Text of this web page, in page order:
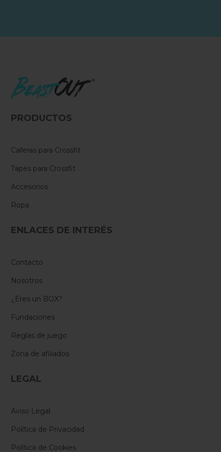
PRODUCTOS
Calleras para Crossfit
Tapes para Crossfit
Accesorios
Ropa
ENLACES DE INTERÉS
Contacto
Nosotros
¿Eres un BOX?
Fundaciones
Reglas de juego
Zona de afiliados
LEGAL
Aviso Legal
Política de Privacidad
Política de Cookies